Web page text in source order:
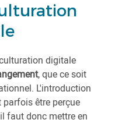
digitale
, que ce soit
L'introduction
être perçue
faut donc mettre en